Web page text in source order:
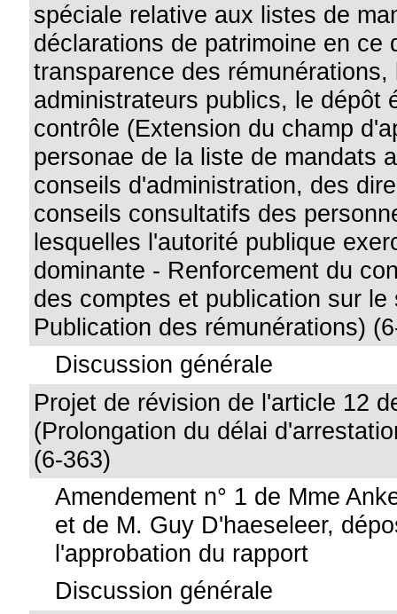
spéciale relative aux listes de
déclarations de patrimoine en ce
transparence des
administrateurs publics, le dépôt
contrôle (Extension du champ
personae de la liste de mandats
conseils d'administration, des
conseils consultatifs des
lesquelles l'autorité publique
dominante - Renforcement du
des comptes et publication sur le
Publication des rémunérations)
Discussion générale
Projet de révision de l'article 12
(Prolongation du délai
(6-363)
Amendement n° 1 de Mme
et de M. Guy D'haeseleer,
l'approbation du rapport
Discussion générale